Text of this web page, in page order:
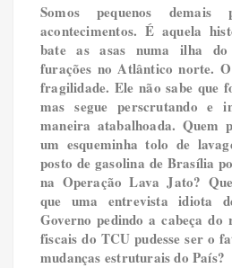
Somos pequenos
acontecimentos. É aquela
bate as asas numa ilha
furações no Atlântico norte.
fragilidade. Ele não sabe que
mas segue perscrutando e
maneira atabalhoada. Quem
um esqueminha tolo de
posto de gasolina de Brasília
na Operação Lava Jato?
que uma entrevista idiota
Governo pedindo a cabeça do
fiscais do TCU pudesse ser o
mudanças estruturais do País?